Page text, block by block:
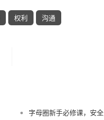
权利 沟通
字母圈新手必修课，安